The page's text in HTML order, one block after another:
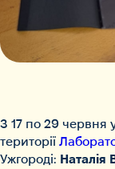
З 17 по 29 червня
території
Ужгороді: Наталія